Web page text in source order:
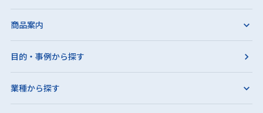
商品案内
目的・事例から探す
業種から探す